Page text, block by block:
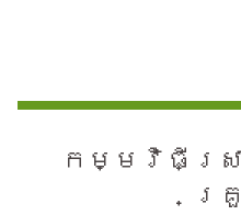
កម្មវិធី​ស្រ
គ្រួ